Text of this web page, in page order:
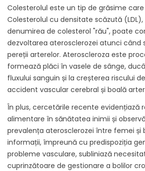
Colesterolul este un tip de grăsime
Colesterolul cu densitate scăzută
denumirea de colesterol "rău", poate
dezvoltarea aterosclerozei atunci când
pereții arterelor. Ateroscleroza este
formează plăci în vasele de sânge,
fluxului sanguin și la creșterea riscului
accident vascular cerebral și boală
În plus, cercetările recente evidențiază
alimentare în sănătatea inimii și
prevalența aterosclerozei între femei și
informații, împreună cu predispoziția
probleme vasculare, subliniază
cuprinzătoare de gestionare a bolilor